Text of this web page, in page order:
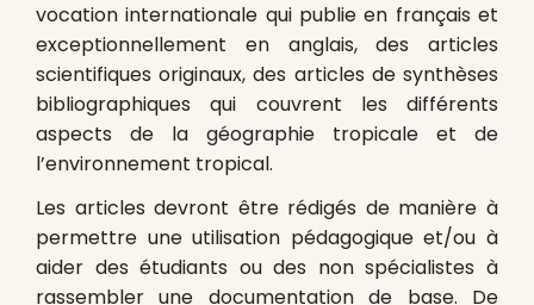
vocation internationale qui publie en français et
exceptionnellement en anglais, des articles
scientifiques originaux, des articles de synthèses
bibliographiques qui couvrent les différents
aspects de la géographie tropicale et de
l’environnement tropical.
Les articles devront être rédigés de manière à
permettre une utilisation pédagogique et/ou à
aider des étudiants ou des non spécialistes à
rassembler une documentation de base. De